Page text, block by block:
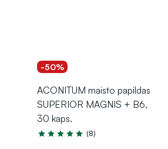
-50%
ACONITUM maisto papildas
SUPERIOR MAGNIS + B6,
30 kaps.
Įvertinimas 5.0 iš 5
(8)